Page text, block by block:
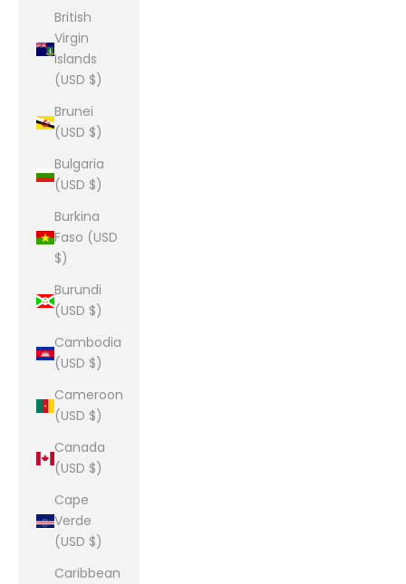
British
Virgin
Islands
(USD $)
Brunei
(USD $)
Bulgaria
(USD $)
Burkina
Faso (USD
$)
Burundi
(USD $)
Cambodia
(USD $)
Cameroon
(USD $)
Canada
(USD $)
Cape
Verde
(USD $)
Caribbean